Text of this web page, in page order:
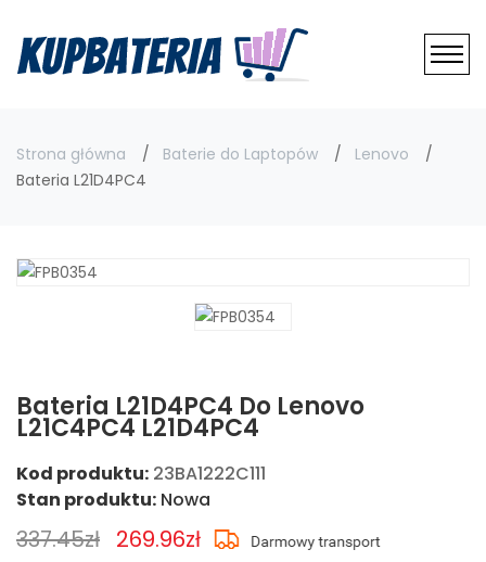
Strona główna Baterie do Laptopów
Lenovo
Bateria L21D4PC4
Bateria L21D4PC4 Do Lenovo
L21C4PC4 L21D4PC4
Kod produktu: 23BA1222C111
Stan produktu: Nowa
337.45zł 269.96zł